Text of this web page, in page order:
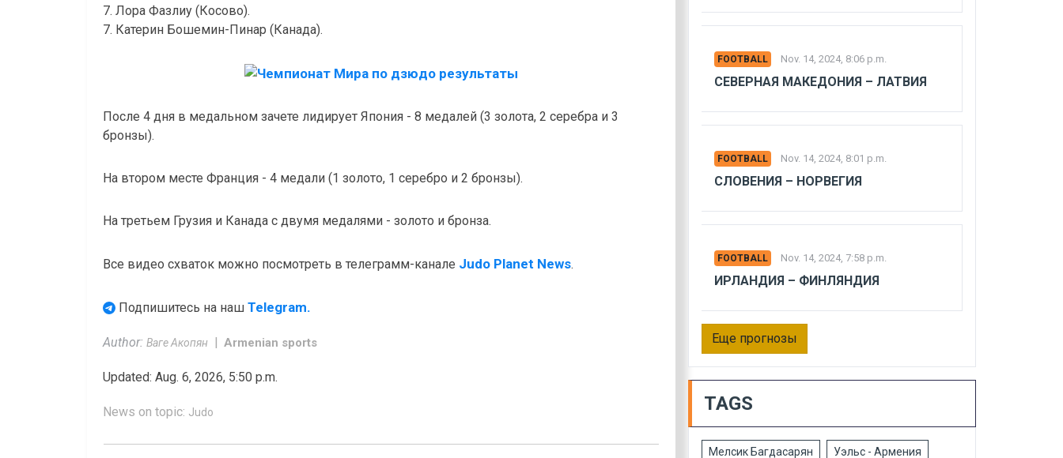
7. Лора Фазлиу (Косово).
7. Катерин Бошемин-Пинар (Канада).
После 4 дня в медальном зачете лидирует Япония - 8 медалей (3 золота, 2 серебра и 3
бронзы).
На втором месте Франция - 4 медали (1 золото, 1 серебро и 2 бронзы).
На третьем Грузия и Канада с двумя медалями - золото и бронза.
Все видео схваток можно посмотреть в телеграмм-канале Judo Planet News.
Подпишитесь на наш Telegram.
Author: Ваге Акопян Armenian sports
Updated: Aug. 6, 2026, 5:50 p.m.
News on topic: Judo
FOOTBALL Nov. 14, 2024, 8:06 p.m.
СЕВЕРНАЯ МАКЕДОНИЯ – ЛАТВИЯ
FOOTBALL Nov. 14, 2024, 8:01 p.m.
СЛОВЕНИЯ – НОРВЕГИЯ
FOOTBALL Nov. 14, 2024, 7:58 p.m.
ИРЛАНДИЯ – ФИНЛЯНДИЯ
Еще прогнозы
TAGS
Мелсик Багдасарян Уэльс - Армения